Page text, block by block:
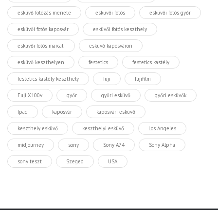
esküvő fotózás menete esküvői fotós esküvői fotós győr
esküvői fotós kaposvár esküvői fotós keszthely
esküvői fotós marcali esküvő kaposváron
esküvő keszthelyen festetics festetics kastély
festetics kastély keszthely fuji fujifilm
Fuji X100v győr győri esküvő győri esküvők
Ipad kaposvár kaposvári esküvő
keszthely esküvő keszthelyi esküvő Los Angeles
midjourney sony Sony A74 Sony Alpha
sony teszt Szeged USA